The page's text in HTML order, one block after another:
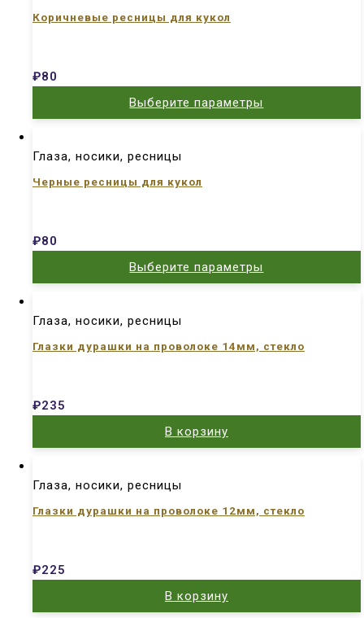
Коричневые ресницы для кукол
₽80
Выберите параметры
Глаза, носики, ресницы
Черные ресницы для кукол
₽80
Выберите параметры
Глаза, носики, ресницы
Глазки дурашки на проволоке 14мм, стекло
₽235
В корзину
Глаза, носики, ресницы
Глазки дурашки на проволоке 12мм, стекло
₽225
В корзину